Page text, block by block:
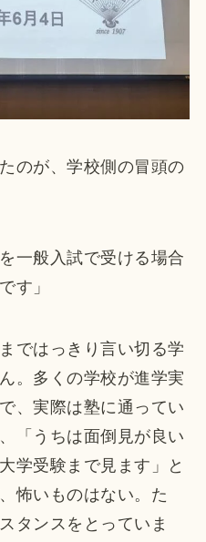
のが、学校側の冒頭の
一般入試で受ける場合
す」
ではっきり言い切る学
。多くの学校が進学実
、実際は塾に通ってい
「うちは面倒見が良い
学受験まで見ます」と
怖いものはない。た
タンスをとっていま